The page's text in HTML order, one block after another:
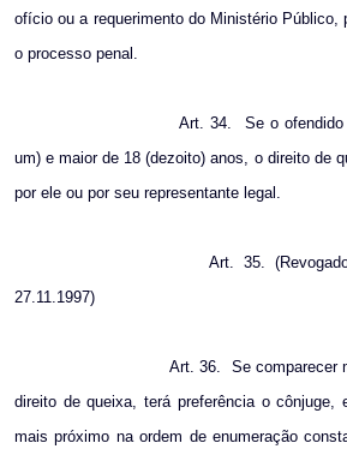
ofício ou a requerimento do Ministério Público,
o processo penal.
Art. 34.
Se o
um) e maior de 18 (dezoito) anos, o direito de
por ele ou por seu representante legal.
Art. 35.
27.11.1997)
Art. 36.
Se comparecer
direito de queixa, terá preferência o cônjuge,
mais próximo na ordem de enumeração